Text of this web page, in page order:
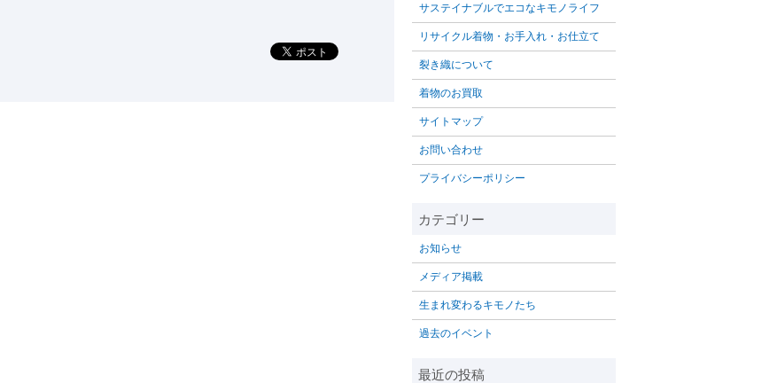
サステイナブルでエコなキモノライフ
リサイクル着物・お手入れ・お仕立て
裂き織について
着物のお買取
サイトマップ
お問い合わせ
プライバシーポリシー
お知らせ
メディア掲載
生まれ変わるキモノたち
過去のイベント